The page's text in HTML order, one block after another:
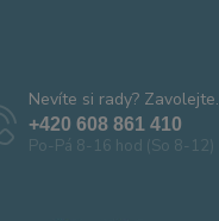
Nevíte si rady? Zavolejte.
+420 608 861 410
Po-Pá 8-16 hod (So 8-12)